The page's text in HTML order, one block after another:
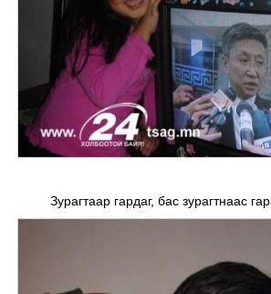
Зурагтаар гардаг, бас зурагтнаас